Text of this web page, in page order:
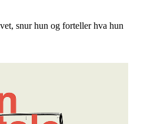
snur hun og forteller hva hun